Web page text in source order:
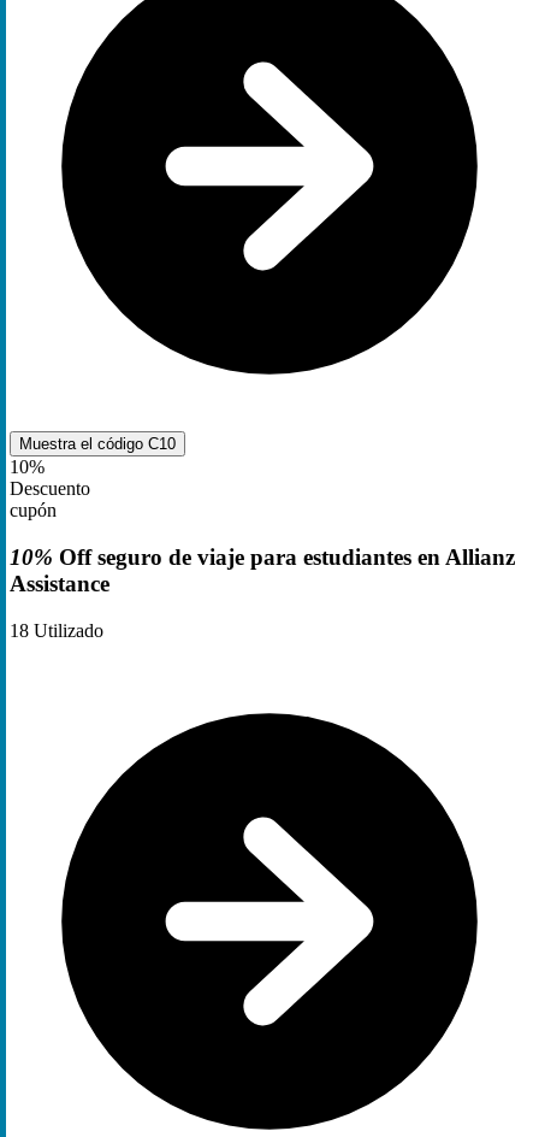
Muestra el código C10
10%
Descuento
cupón
10% Off seguro de viaje para estudiantes en Allianz
Assistance
18 Utilizado